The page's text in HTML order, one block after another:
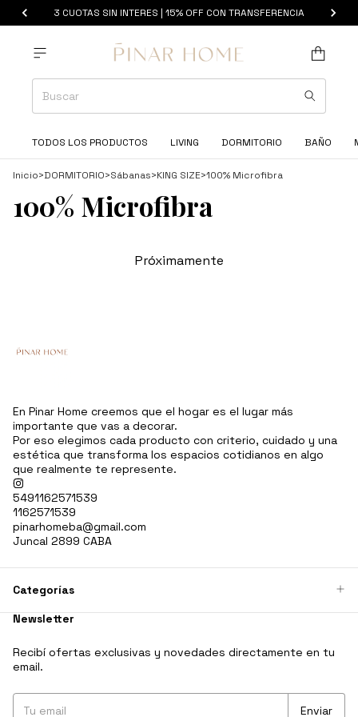
3 CUOTAS SIN INTERES | 15% OFF CON TRANSFERENCIA
TODOS LOS PRODUCTOS LIVING DORMITORIO BAÑO
Inicio>DORMITORIO>Sábanas>KING SIZE>100% Microfibra
100% Microfibra
Próximamente
En Pinar Home creemos que el hogar es el lugar más
importante que vas a decorar.
Por eso elegimos cada producto con criterio, cuidado y una
estética que transforma los espacios cotidianos en algo
que realmente te represente.
5491162571539
1162571539
pinarhomeba@gmail.com
Juncal 2899 CABA
Categorías
Newsletter
Recibí ofertas exclusivas y novedades directamente en tu
email.